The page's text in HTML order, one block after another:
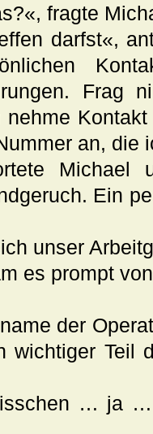
fragte
darfst«,
Frag
nehme
an, die
Michael
Ein
unser
es prompt
der
wichtiger Teil
… ja